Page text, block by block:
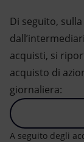
Di seguito,
acquisti, si
acquisto di
giornaliera:
A seguito degli